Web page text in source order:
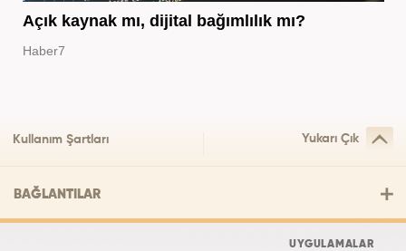
Açık kaynak mı, dijital bağımlılık mı?
Haber7
Kullanım Şartları Yukarı Çık
BAĞLANTILAR
UYGULAMALAR